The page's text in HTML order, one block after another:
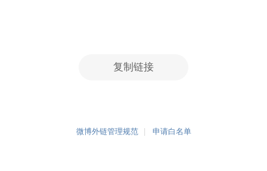
复制链接
微博外链管理规范 申请白名单